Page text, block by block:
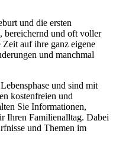
und die ersten
bereichernd und oft voller
Zeit auf ihre ganz eigene
und manchmal
und sind mit
kostenfreien und
Sie Informationen,
Ihren Familienalltag. Dabei
und Themen im